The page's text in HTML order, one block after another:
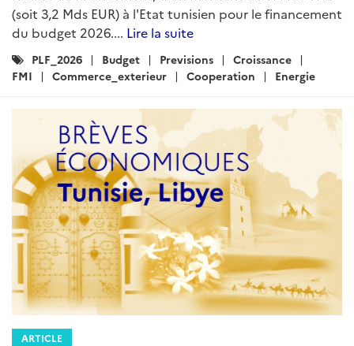
(soit 3,2 Mds EUR) à l'Etat tunisien pour le financement
du budget 2026.... Lire la suite
Catégories
:
PLF_2026 Budget Previsions
Croissance
FMI
Commerce_exterieur Cooperation Energie
ARTICLE